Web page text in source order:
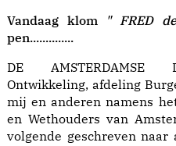
Vandaag klom
" FRED
pen..............
DE AMSTERDAMSE
Ontwikkeling, afdeling
mij en anderen namens
en Wethouders van
volgende geschreven